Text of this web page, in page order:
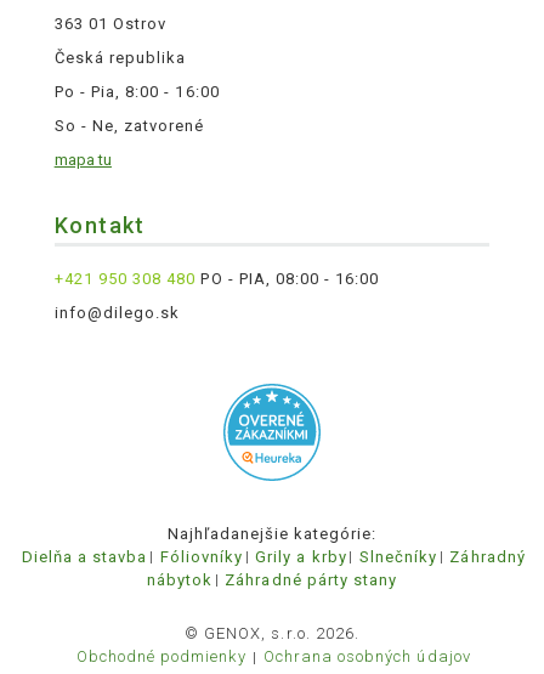
363 01 Ostrov
Česká republika
Po - Pia, 8:00 - 16:00
So - Ne, zatvorené
mapa tu
Kontakt
+421 950 308 480 PO - PIA, 08:00 - 16:00
info@dilego.sk
Najhľadanejšie kategórie:
Dielňa a stavba
Fóliovníky Grily a krby Slnečníky
Záhradný
nábytok
Záhradné párty stany
© GENOX, s.r.o. 2026.
Obchodné podmienky
Ochrana osobných údajov